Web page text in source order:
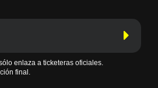
enlaza a ticketeras oficiales.
final.